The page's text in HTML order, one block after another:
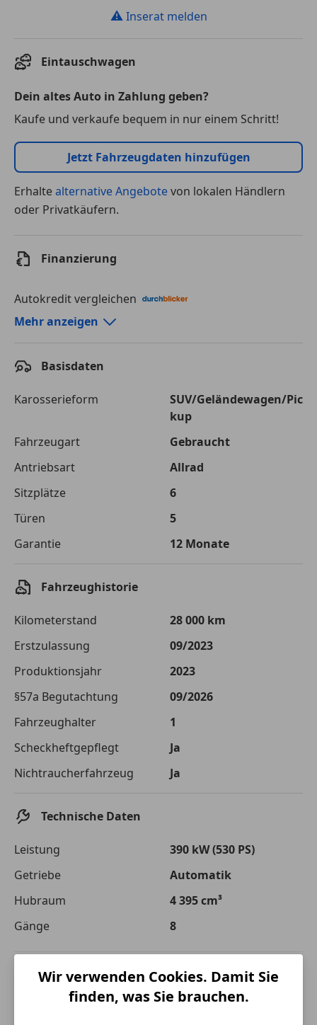
⚠ Inserat melden
Eintauschwagen
Dein altes Auto in Zahlung geben?
Kaufe und verkaufe bequem in nur einem Schritt!
Jetzt Fahrzeugdaten hinzufügen
Erhaltealternative Angebotevon lokalen Händlern
oder Privatkäufern.
Finanzierung
Autokredit vergleichen
Autokredit-Rechner von durchblicker.at
120 Monate
Kreditbetrag
€ 75 000,-
Gesamtbetrag
Einberechnete Gebühren
€ 0,-
Sollzinssatz
Monatliche Rate € 880,51
Die tatsächlichen Konditionen sind abhängig von Ihrer Bonität sowie
von der von Ihnen gewählten Bank. Rückzahlungszeitraum 1-10
Jahre. Zinsspanne Sollzinssatz: 2,90% - 14,90%.
Jetzt berechnen
Mehr anzeigen
Basisdaten
Karosserieform
SUV/Geländewagen/Pic
kup
Fahrzeugart
Gebraucht
Antriebsart
Allrad
Sitzplätze
6
Türen
5
Garantie
12 Monate
Fahrzeughistorie
Kilometerstand
28 000 km
Erstzulassung
09/2023
Produktionsjahr
2023
§57a Begutachtung
09/2026
Fahrzeughalter
1
Scheckheftgepflegt
Ja
Nichtraucherfahrzeug
Ja
Technische Daten
Leistung
390 kW (530 PS)
Getriebe
Automatik
Hubraum
4 395 cm³
Gänge
8
Wir verwenden Cookies. Damit Sie
finden, was Sie brauchen.